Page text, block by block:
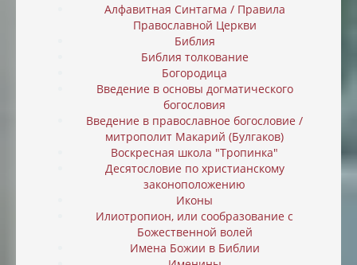
Алфавитная Синтагма / Правила
Православной Церкви
Библия
Библия толкование
Богородица
Введение в основы догматического
богословия
Введение в православное богословие /
митрополит Макарий (Булгаков)
Воскресная школа "Тропинка"
Десятословие по христианскому
законоположению
Иконы
Илиотропион, или cообразование с
Божественной волей
Имена Божии в Библии